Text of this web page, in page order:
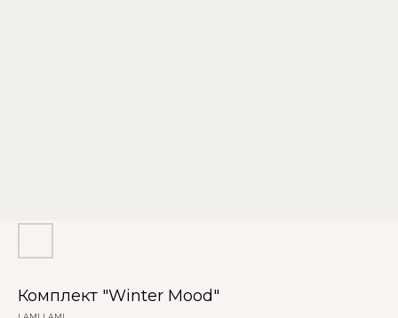
Комплект "Winter Mood"